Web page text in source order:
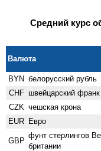
Средний курс
Валюта
BYN белорусский рубль
CHF швейцарский франк
CZK чешская крона
EUR Евро
GBP
фунт стерлингов
британии